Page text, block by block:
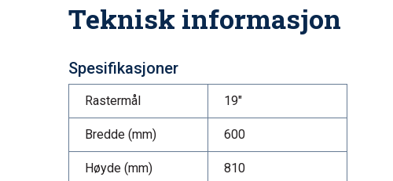
Teknisk informasjon
Spesifikasjoner
Rastermål 19"
Bredde (mm) 600
Høyde (mm) 810